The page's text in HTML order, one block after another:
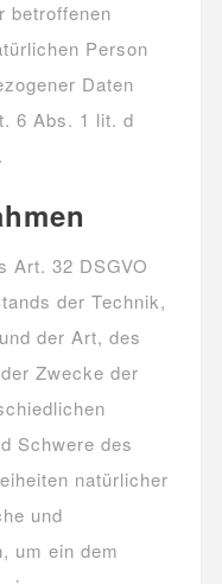
betroffenen
Person
Daten
6 Abs. 1 lit. d
Art. 32 DSGVO
der Technik,
der Art, des
Zwecke der
Schwere des
natürlicher
und
um ein dem